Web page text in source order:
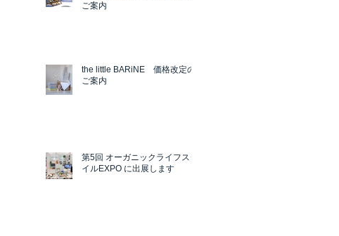
ご案内
the little BARiNE 価格改定の
ご案内
第5回 オーガニックライフスタ
イルEXPO に出展します